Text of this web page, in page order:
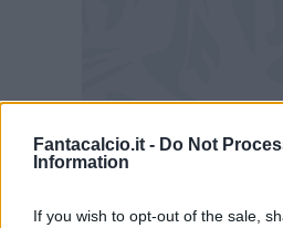
Fantacalcio.it - Do Not
Information
If you wish to opt-out of the sale,